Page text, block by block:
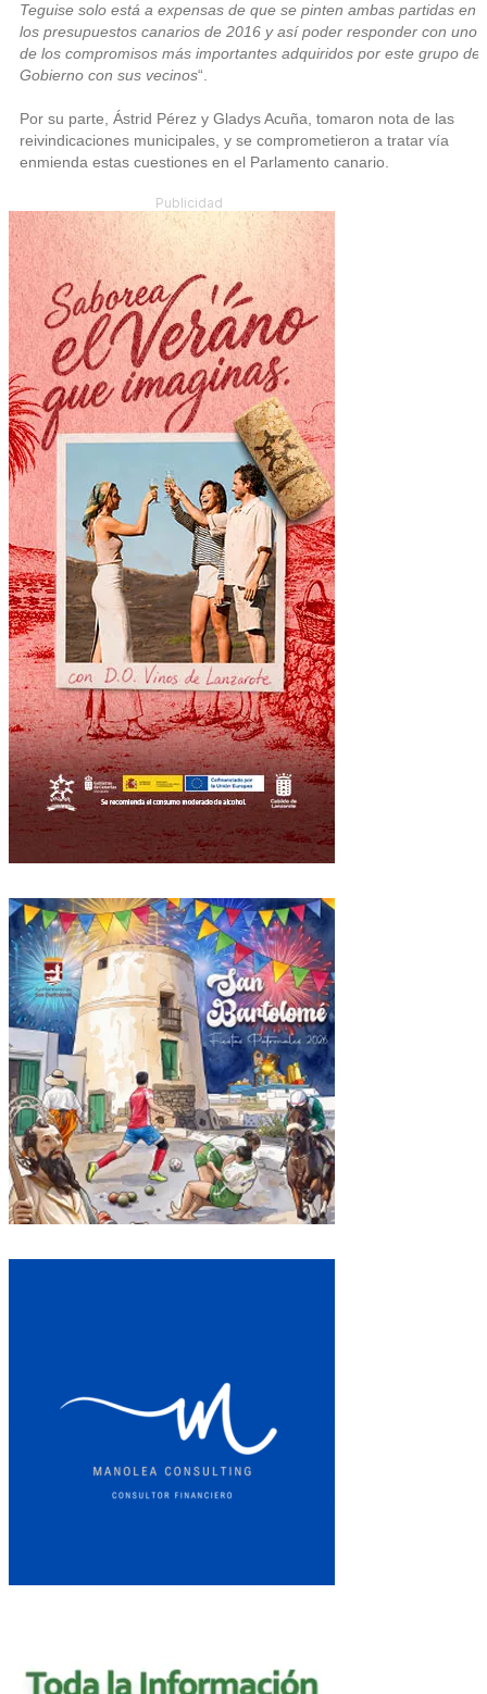
Teguise solo está a expensas de que se pinten ambas partidas en
los presupuestos canarios de 2016 y así poder responder con uno
de los compromisos más importantes adquiridos por este grupo de
Gobierno con sus vecinos“.
Por su parte, Ástrid Pérez y Gladys Acuña, tomaron nota de las
reivindicaciones municipales, y se comprometieron a tratar vía
enmienda estas cuestiones en el Parlamento canario.
Publicidad